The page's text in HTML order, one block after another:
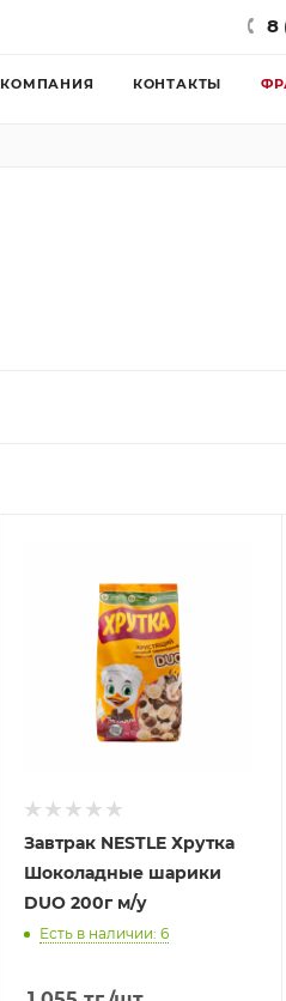
8
КОМПАНИЯ КОНТАКТЫ
Завтрак NESTLE Хрутка
Шоколадные шарики
DUO 200г м/у
Есть в наличии: 6